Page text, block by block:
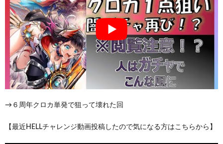
→６周年クロカ単発で狙って壊れた回
【最近HELLチャレンジ動画投稿したので気になる方はこちらから】